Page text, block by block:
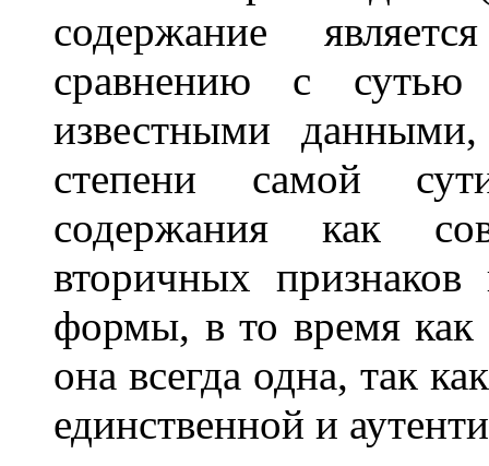
содержание
сравнению с сутью
известными
степени самой
содержания как
вторичных
формы, в то время как
она всегда одна, так
единственной и